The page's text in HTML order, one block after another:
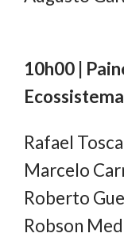
10h00 |
Rafael
Marcelo
Roberto
Robson